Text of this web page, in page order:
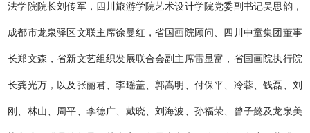
法学院院长刘传军，四川旅游学院艺术设计学院党委副书记吴思韵，
成都市龙泉驿区文联主席徐曼红，省国画院顾问、四川中童集团董事
长郑文森，省新文艺组织发展联合会副主席雷显富，省国画院执行院
长龚光万，以及张丽君、李瑶盖、郭嵩明、付保平、冷蓉、钱磊、刘
刚、林山、周平、李德广、戴晓、刘海波、孙福荣、曾子懿及龙泉美